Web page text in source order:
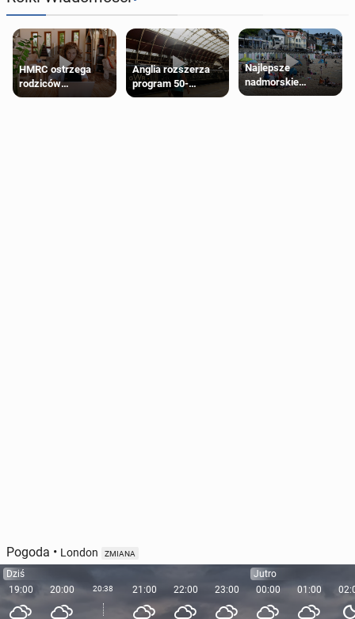
HMRC ostrzega
rodziców
pobierających Child
Anglia rozszerza
program 50-
procentowych
Najlepsze
nadmorskie
miasteczko blisko
Pogoda • London ZMIANA
Dziś
19:00
20:00 20:38 21:00 22:00 23:00
Jutro
00:00
01:00